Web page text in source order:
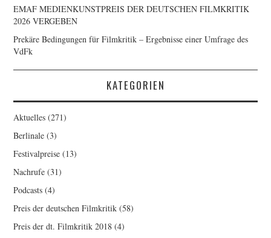
EMAF MEDIENKUNSTPREIS DER DEUTSCHEN FILMKRITIK
2026 VERGEBEN
Prekäre Bedingungen für Filmkritik – Ergebnisse einer Umfrage des
VdFk
KATEGORIEN
Aktuelles (271)
Berlinale (3)
Festivalpreise (13)
Nachrufe (31)
Podcasts (4)
Preis der deutschen Filmkritik (58)
Preis der dt. Filmkritik 2018 (4)